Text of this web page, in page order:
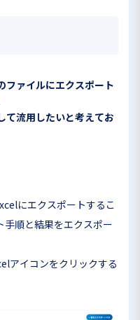
ファイルにエクスポート
て流用したいと考えてお
にエクスポートするこ
手順と結果をエクスポー
アイコンをクリックする